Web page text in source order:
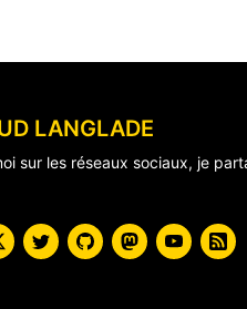
LANGLADE
sur les réseaux sociaux, je